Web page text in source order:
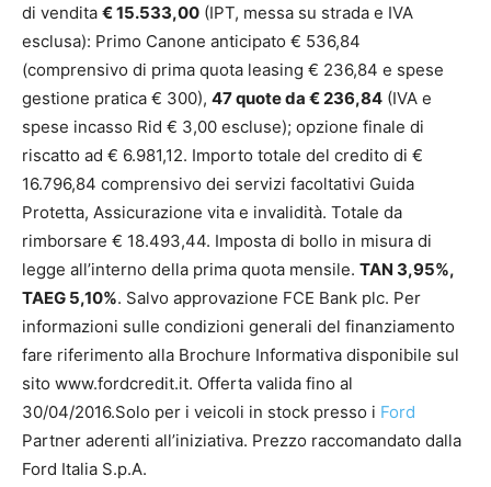
di vendita € 15.533,00 (IPT, messa su strada e IVA
esclusa): Primo Canone anticipato € 536,84
(comprensivo di prima quota leasing € 236,84 e spese
gestione pratica € 300), 47 quote da € 236,84 (IVA e
spese incasso Rid € 3,00 escluse); opzione finale di
riscatto ad € 6.981,12. Importo totale del credito di €
16.796,84 comprensivo dei servizi facoltativi Guida
Protetta, Assicurazione vita e invalidità. Totale da
rimborsare € 18.493,44. Imposta di bollo in misura di
legge all’interno della prima quota mensile. TAN 3,95%,
TAEG 5,10%. Salvo approvazione FCE Bank plc. Per
informazioni sulle condizioni generali del finanziamento
fare riferimento alla Brochure Informativa disponibile sul
sito www.fordcredit.it. Offerta valida fino al
30/04/2016.Solo per i veicoli in stock presso i Ford
Partner aderenti all’iniziativa. Prezzo raccomandato dalla
Ford Italia S.p.A.